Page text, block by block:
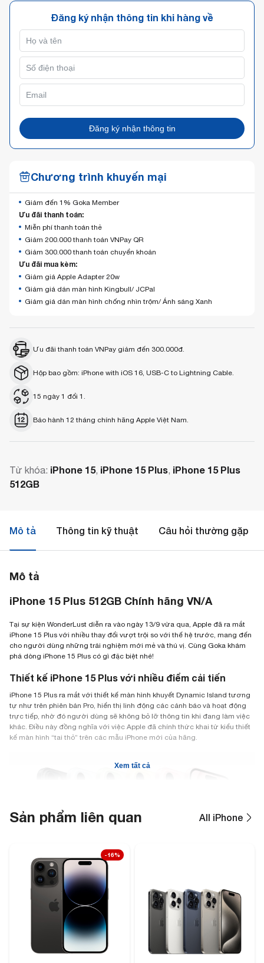
Đăng ký nhận thông tin khi hàng về
Đăng ký nhận thông tin
Chương trình khuyến mại
Giảm đến 1% Goka Member
Ưu đãi thanh toán:
Miễn phí thanh toán thẻ
Giảm 200.000 thanh toán VNPay QR
Giảm 300.000 thanh toán chuyển khoản
Ưu đãi mua kèm:
Giảm giá Apple Adapter 20w
Giảm giá dán màn hình Kingbull/ JCPal
Giảm giá dán màn hình chống nhìn trộm/ Ánh sáng Xanh
Ưu đãi thanh toán VNPay giảm đến 300.000đ.
Hộp bao gồm: iPhone with iOS 16, USB‑C to Lightning Cable.
15 ngày 1 đổi 1.
Bảo hành 12 tháng chính hãng Apple Việt Nam.
Từ khóa: iPhone 15, iPhone 15 Plus, iPhone 15 Plus
512GB
Mô tả Thông tin kỹ thuật Câu hỏi thường gặp
Mô tả
iPhone 15 Plus 512GB Chính hãng VN/A
Tại sự kiện WonderLust diễn ra vào ngày 13/9 vừa qua, Apple đã ra mắt
iPhone 15 Plus với nhiều thay đổi vượt trội so với thế hệ trước, mang đến
cho người dùng những trải nghiệm mới mẻ và thú vị. Cùng Goka khám
phá dòng iPhone 15 Plus có gì đặc biệt nhé!
Thiết kế iPhone 15 Plus với nhiều điểm cải tiến
iPhone 15 Plus ra mắt với thiết kế màn hình khuyết Dynamic Island tương
tự như trên phiên bản Pro, hiển thị linh động các cảnh báo và hoạt động
trực tiếp, nhờ đó người dùng sẽ không bỏ lỡ thông tin khi đang làm việc
khác. Điều này đồng nghĩa với việc Apple đã chính thức khai tử kiểu thiết
kế màn hình “tai thỏ” trên các mẫu iPhone mới của hãng.
Thiết kế iPhone 15 Plus được đánh giá rất sáng tạo khi sử dụng mặt lưng
Xem tất cả
Sản phẩm liên quan All iPhone
-16%